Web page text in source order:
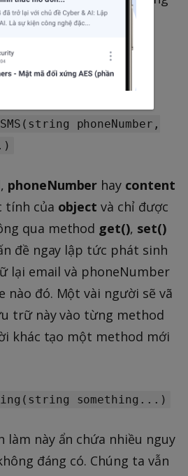
email,
phoneNumber,
, phoneNumber hay content
tính của object và chỉ được
qua method get(), set()
đề ngay lập tức phát sinh
lại email và phoneNumber
đó. Một vài người sẽ vã
trữ này vào từng method
khác tạo một method mới
something...)
làm này ẩn chứa nhiều nguy
đáng có. Chúng ta vẫn